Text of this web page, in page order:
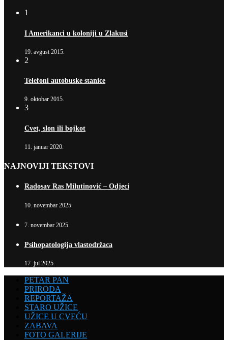
1
I Amerikanci u koloniji u Zlakusi
19. avgust 2015.
2
Telefoni autobuske stanice
9. oktobar 2015.
3
Cvet, slon ili bojkot
11. januar 2020.
NAJNOVIJI TEKSTOVI
Radosav Ras Milutinović – Odjeci
10. novembar 2025.
7. novembar 2025.
Psihopatologija vlastodržaca
17. jul 2025.
PETAR PAN
PRIRODA
REPORTAŽA
STARO UŽICE
UŽICE U CVEĆU
ZABAVA
FOTO GALERIJE